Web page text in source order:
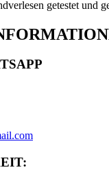
getestet und